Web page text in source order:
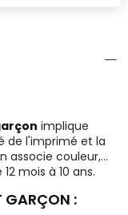
implique
de l'imprimé et la
associe couleur,
mois à 10 ans.
GARÇON :